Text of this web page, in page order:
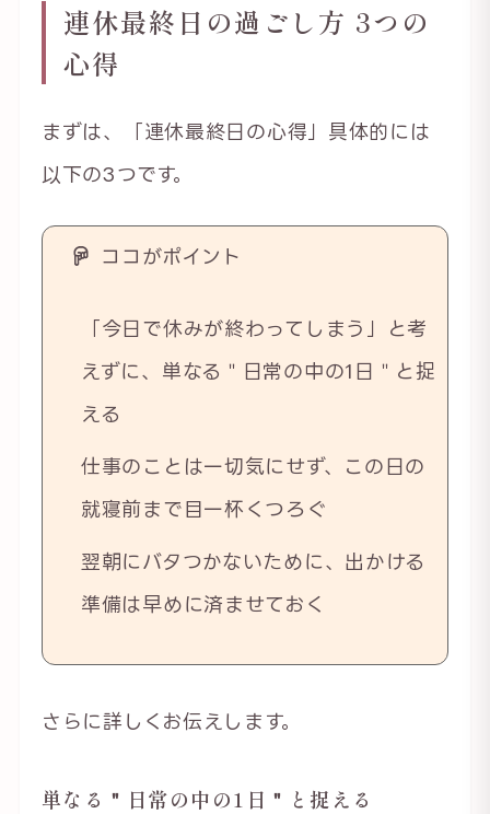
連休最終日の過ごし方 3つの
心得
まずは、「連休最終日の心得」具体的には
以下の3つです。
ココがポイント
「今日で休みが終わってしまう」と考
えずに、単なる＂日常の中の1日＂と捉
える
仕事のことは一切気にせず、この日の
就寝前まで目一杯くつろぐ
翌朝にバタつかないために、出かける
準備は早めに済ませておく
さらに詳しくお伝えします。
単なる＂日常の中の1日＂と捉える